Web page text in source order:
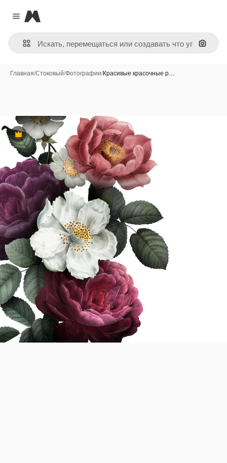
Close menu
Magnific
Поиск
Главная/Стоковый/Фотографии/Красивые красочные р…
Премиум